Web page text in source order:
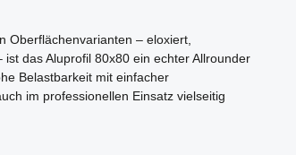
Oberflächenvarianten – eloxiert,
das Aluprofil 80x80 ein echter Allrounder
Belastbarkeit mit einfacher
im professionellen Einsatz vielseitig